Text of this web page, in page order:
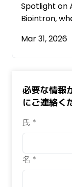
Spotlight on
⁠Biointron⁠,
Mar 31, 2026
必要な情報
にご連絡く
氏 *
名 *